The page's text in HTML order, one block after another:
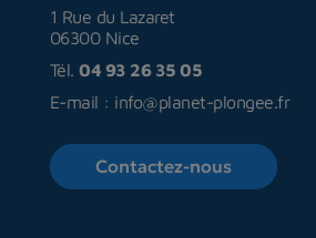
1 Rue du Lazaret
06300 Nice
Tél. 04 93 26 35 05
E-mail : info@planet-plongee.fr
Contactez-nous